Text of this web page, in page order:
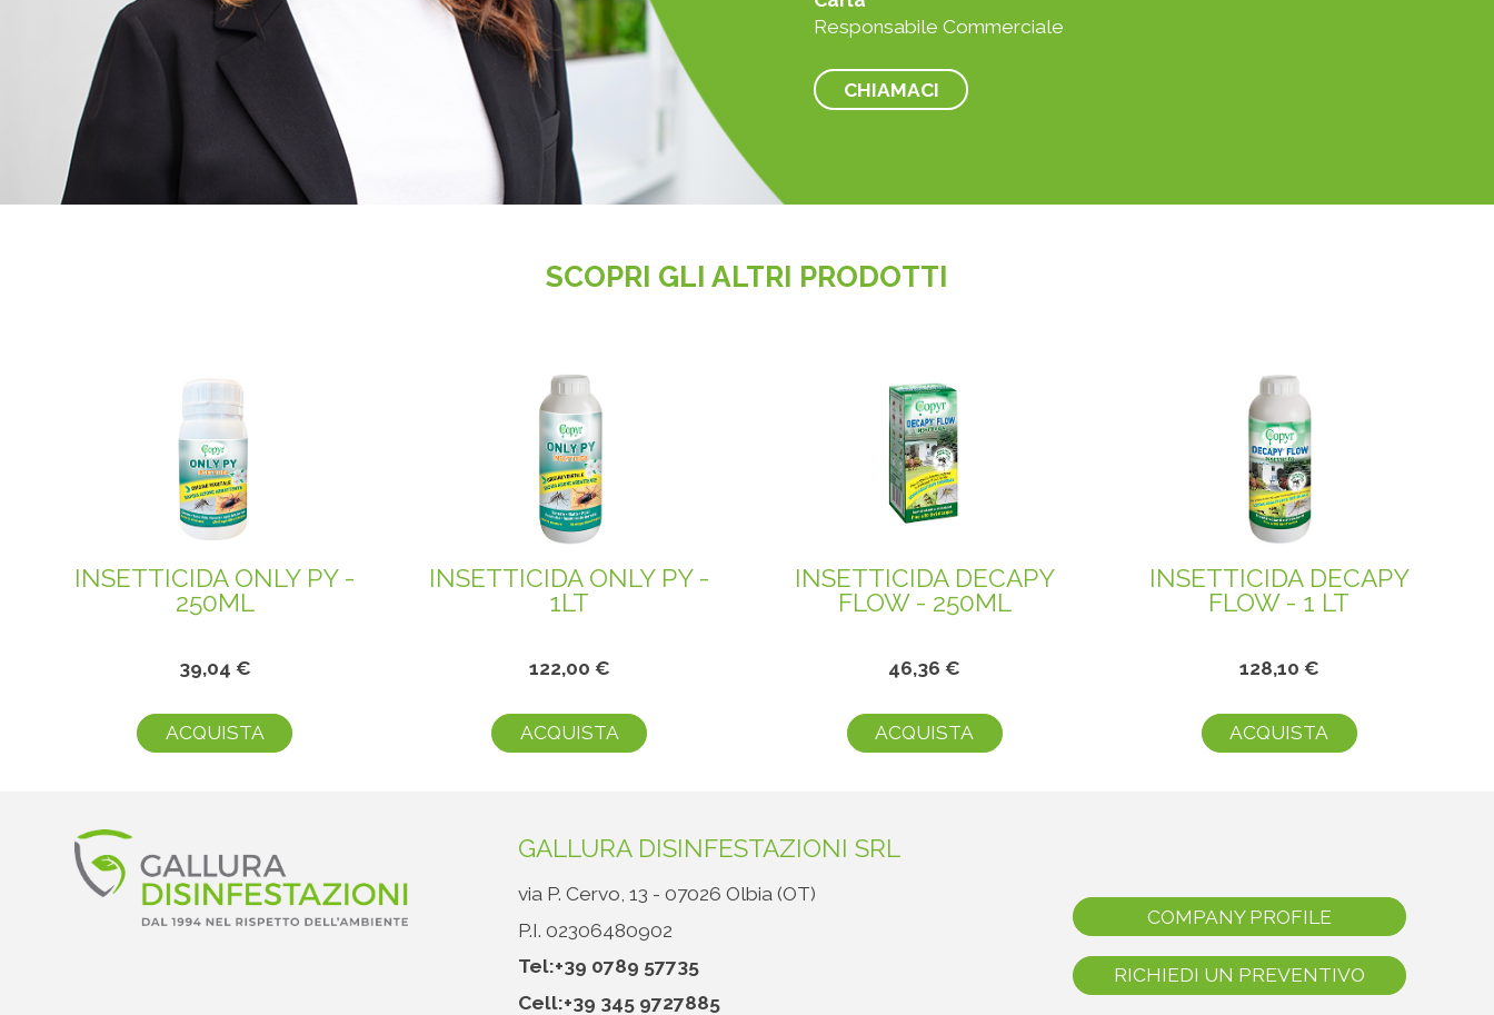
Responsabile Commerciale
CHIAMACI
SCOPRI GLI ALTRI PRODOTTI
INSETTICIDA ONLY PY -
250ML
39,04 €
ACQUISTA
INSETTICIDA ONLY PY -
1LT
122,00 €
ACQUISTA
INSETTICIDA DECAPY
FLOW - 250ML
46,36 €
ACQUISTA
INSETTICIDA DECAPY
FLOW - 1 LT
128,10 €
ACQUISTA
GALLURA DISINFESTAZIONI SRL
via P. Cervo, 13 - 07026 Olbia (OT)
P.I. 02306480902
Tel:+39 0789 57735
Cell:+39 345 9727885
COMPANY PROFILE
RICHIEDI UN PREVENTIVO